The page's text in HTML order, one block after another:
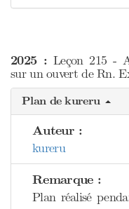
2025 : Leçon 215 -
sur un ouvert de Rn.
Plan de kureru
Auteur :
kureru
Remarque :
Plan réalisé